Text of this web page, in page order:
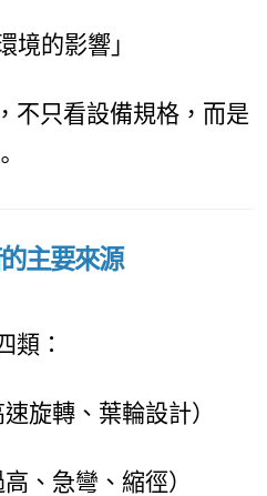
境的影響」
不只看設備規格，而是
主要來源
類：
旋轉、葉輪設計）
、急彎、縮徑）